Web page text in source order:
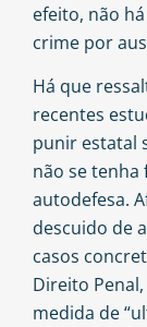
efeito, não
crime por
Há que
recentes
punir estatal
não se
autodefesa.
descuido de
casos
Direito
medida de